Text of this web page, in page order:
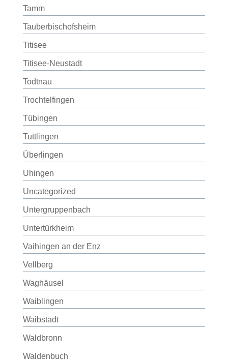
Tamm
Tauberbischofsheim
Titisee
Titisee-Neustadt
Todtnau
Trochtelfingen
Tübingen
Tuttlingen
Überlingen
Uhingen
Uncategorized
Untergruppenbach
Untertürkheim
Vaihingen an der Enz
Vellberg
Waghäusel
Waiblingen
Waibstadt
Waldbronn
Waldenbuch